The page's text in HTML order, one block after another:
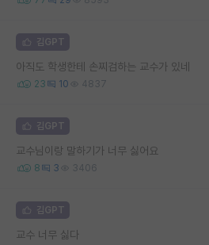
김GPT
아직도 학생한테 손찌검하는 교수가 있네
23 10 4837
김GPT
교수님이랑 말하기가 너무 싫어요
8 3 3406
김GPT
교수 너무 싫다